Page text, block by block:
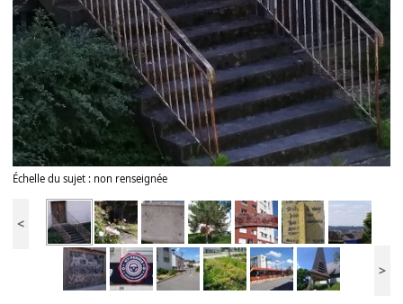
Échelle du sujet : non renseignée
<
>